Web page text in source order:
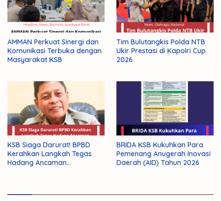
AMMAN Perkuat Sinergi dan
Komunikasi Terbuka dengan
Masyarakat KSB
Tim Bulutangkis Polda NTB
Ukir Prestasi di Kapolri Cup
2026
KSB Siaga Darurat! BPBD
Kerahkan Langkah Tegas
Hadang Ancaman
BRIDA KSB Kukuhkan Para
Pemenang Anugerah Inovasi
Daerah (AID) Tahun 2026